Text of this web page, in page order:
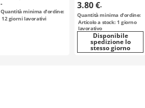
-
Quantità minima d'ordine:
12giorni lavorativi
ALS-R / MIKI
PULLEY
3.80 €-
Quantità minima d'ordine:
Articolo a stock: 1 giorno
lavorativo
Disponibile
spedizione lo
stesso giorno